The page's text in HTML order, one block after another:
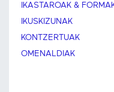
IKASTAROAK &
IKUSKIZUNAK
KONTZERTUAK
OMENALDIAK